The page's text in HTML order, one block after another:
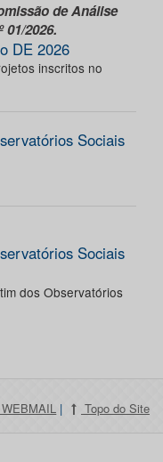
de Análise
2026.
DE 2026
inscritos no
Sociais
Sociais
dos Observatórios
WEBMAIL | Topo do Site